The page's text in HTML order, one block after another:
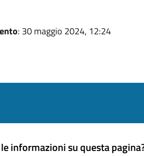
: 30 maggio 2024, 12:24
informazioni su questa